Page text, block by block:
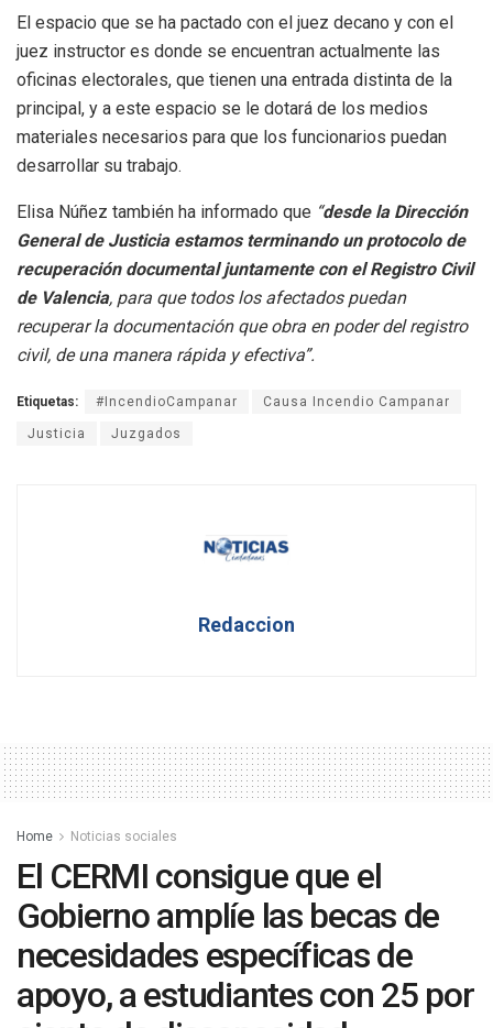
El espacio que se ha pactado con el juez decano y con el
juez instructor es donde se encuentran actualmente las
oficinas electorales, que tienen una entrada distinta de la
principal, y a este espacio se le dotará de los medios
materiales necesarios para que los funcionarios puedan
desarrollar su trabajo.
Elisa Núñez también ha informado que “desde la Dirección
General de Justicia estamos terminando un protocolo de
recuperación documental juntamente con el Registro Civil
de Valencia, para que todos los afectados puedan
recuperar la documentación que obra en poder del registro
civil, de una manera rápida y efectiva”.
Etiquetas: #IncendioCampanar Causa Incendio Campanar
Justicia Juzgados
Redaccion
Home Noticias sociales
El CERMI consigue que el
Gobierno amplíe las becas de
necesidades específicas de
apoyo, a estudiantes con 25 por